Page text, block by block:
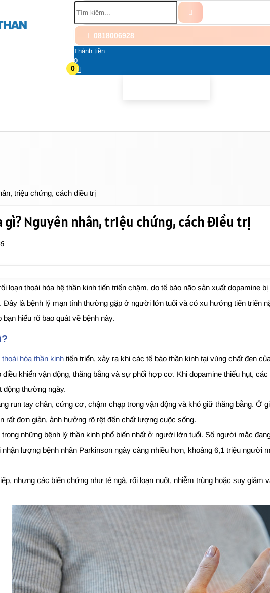
0818006928
Thành tiền
0
0
triệu chứng, cách điều trị
gì? Nguyên nhân, triệu chứng, cách điều trị
loạn thoái hóa hệ thần kinh tiến triển chậm, do tế bào não sản xuất
Đây là bệnh lý mạn tính thường gặp ở người lớn tuổi và có xu hướng tiến triển
hiểu rõ bao quát về bệnh này.
thoái hóa thần kinh tiến triển, xảy ra khi các tế bào thần kinh tại vùng chất đen
khiển vận động, thăng bằng và sự phối hợp cơ. Khi dopamine thiếu hụt,
động thường ngày.
run tay chân, cứng cơ, chậm chạp trong vận động và khó giữ thăng bằng. Ở
rất đơn giản, ảnh hưởng rõ rệt đến chất lượng cuộc sống.
những bệnh lý thần kinh phổ biến nhất ở người lớn tuổi. Số người mắc
lượng bệnh nhân Parkinson ngày càng nhiều hơn, khoảng 6,1 triệu người
nhưng các biến chứng như té ngã, rối loạn nuốt, nhiễm trùng hoặc suy giảm